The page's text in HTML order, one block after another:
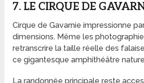
7. LE CIRQUE DE
Cirque de Gavarnie impressionne
dimensions. Même les
retranscrire la taille réelle des
ce gigantesque amphithéâtre
La randonnée principale reste